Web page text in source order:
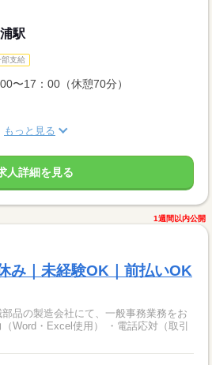
駅
部支給
〜17：00（休憩70分）
もっと見る
人詳細を見る
1週間以内公開
み｜未経験OK｜前払いOK
品の製造会社にて、一般事務業務をお